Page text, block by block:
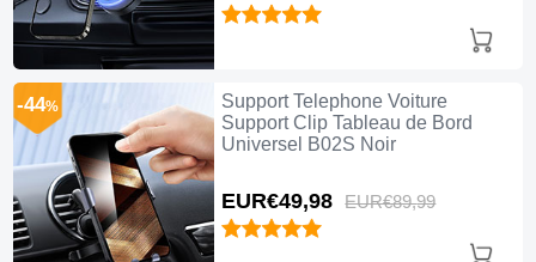
Support Telephone Voiture
Support Clip Tableau de Bord
Universel B02S Noir
EUR€49,98 EUR€89,99
-44%